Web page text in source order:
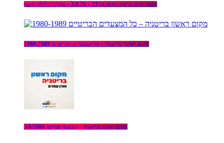
מצעד היום (גרסת האלבום) 23 – 3.8.26 – מהדורת לילה רגועה
מקום ראשון בריטניה – כל המצעדים הבריטיים 1980-1989
מקום ראשון בריטניה – המצעד הבריטי 3/8/1988